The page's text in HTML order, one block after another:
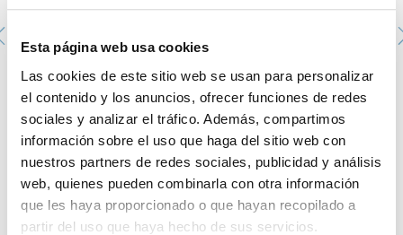
Esta página web usa cookies
Las cookies de este sitio web se usan para personalizar
el contenido y los anuncios, ofrecer funciones de redes
sociales y analizar el tráfico. Además, compartimos
información sobre el uso que haga del sitio web con
nuestros partners de redes sociales, publicidad y análisis
web, quienes pueden combinarla con otra información
que les haya proporcionado o que hayan recopilado a
partir del uso que haya hecho de sus servicios.
Tubo de centrífuga 15 mL. SCHARLAU.Estéril: Sí. Con
zona de escritura. Material: cuerpo de PP transparente,
Tapón de HDPE azul. Capacidad (mL): 15. Graduado
hasta 14 mL. Medidas (mm): Ø tapón: 22,9 Externo.
Longitud tubo: 120,9; Ø tubo:17,5 (externo). Max
RCF:9000 xg. Autoclave: 15 minutos in 121ºC.
Presentación: 20 bolsas con 50 tubos
PCT-151001
Envase: 20x50u.
Disponibilidad
Mi precio: Comprar